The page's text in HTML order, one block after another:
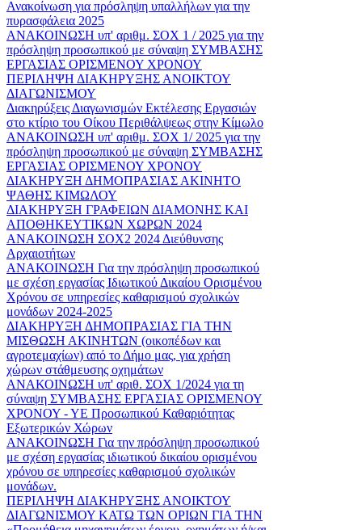
Ανακοίνωση για πρόσληψη υπαλλήλων για την
πυρασφάλεια 2025
ΑΝΑΚΟΙΝΩΣΗ υπ' αριθμ. ΣΟΧ 1 / 2025 για την
πρόσληψη προσωπικού με σύναψη ΣΥΜΒΑΣΗΣ
ΕΡΓΑΣΙΑΣ ΟΡΙΣΜΕΝΟΥ ΧΡΟΝΟΥ
ΠΕΡΙΛΗΨΗ ΔΙΑΚΗΡΥΞΗΣ ΑΝΟΙΚΤΟΥ
ΔΙΑΓΩΝΙΣΜΟΥ
Διακηρύξεις Διαγωνισμών Εκτέλεσης Εργασιών
στο κτίριο του Οίκου Περιθάλψεως στην Κίμωλο
ΑΝΑΚΟΙΝΩΣΗ υπ' αριθμ. ΣΟΧ 1/ 2025 για την
πρόσληψη προσωπικού με σύναψη ΣΥΜΒΑΣΗΣ
ΕΡΓΑΣΙΑΣ ΟΡΙΣΜΕΝΟΥ ΧΡΟΝΟΥ
ΔΙΑΚΗΡΥΞΗ ΔΗΜΟΠΡΑΣΙΑΣ ΑΚΙΝΗΤΟ
ΨΑΘΗΣ ΚΙΜΩΛΟΥ
ΔΙΑΚΗΡΥΞΗ ΓΡΑΦΕΙΩΝ ΔΙΑΜΟΝΗΣ ΚΑΙ
ΑΠΟΘΗΚΕΥΤΙΚΩΝ ΧΩΡΩΝ 2024
ΑΝΑΚΟΙΝΩΣΗ ΣΟΧ2 2024 Διεύθυνσης
Αρχαιοτήτων
ΑΝΑΚΟΙΝΩΣΗ Για την πρόσληψη προσωπικού
με σχέση εργασίας Ιδιωτικού Δικαίου Ορισμένου
Χρόνου σε υπηρεσίες καθαρισμού σχολικών
μονάδων 2024-2025
ΔΙΑΚΗΡΥΞΗ ΔΗΜΟΠΡΑΣΙΑΣ ΓΙΑ ΤΗΝ
ΜΙΣΘΩΣΗ ΑΚΙΝΗΤΩΝ (οικοπέδων και
αγροτεμαχίων) από το Δήμο μας, για χρήση
χώρων στάθμευσης οχημάτων
ΑΝΑΚΟΙΝΩΣΗ υπ' αριθ. ΣΟΧ 1/2024 για τη
σύναψη ΣΥΜΒΑΣΗΣ ΕΡΓΑΣΙΑΣ ΟΡΙΣΜΕΝΟΥ
ΧΡΟΝΟΥ - ΥΕ Προσωπικού Καθαριότητας
Εξωτερικών Χώρων
ΑΝΑΚΟΙΝΩΣΗ Για την πρόσληψη προσωπικού
με σχέση εργασίας ιδιωτικού δικαίου ορισμένου
χρόνου σε υπηρεσίες καθαρισμού σχολικών
μονάδων.
ΠΕΡΙΛΗΨΗ ΔΙΑΚΗΡΥΞΗΣ ΑΝΟΙΚΤΟΥ
ΔΙΑΓΩΝΙΣΜΟΥ ΚΑΤΩ ΤΩΝ ΟΡΙΩΝ ΓΙΑ ΤΗΝ